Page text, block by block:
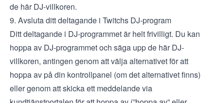
de här DJ-villkoren.
9. Avsluta ditt deltagande i Twitchs DJ-program
Ditt deltagande i DJ-programmet är helt frivilligt. Du kan
hoppa av DJ-programmet och säga upp de här DJ-
villkoren, antingen genom att välja alternativet för att
hoppa av på din kontrollpanel (om det alternativet finns)
eller genom att skicka ett meddelande via